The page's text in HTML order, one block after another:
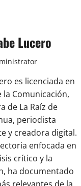
Lucero
es licenciada en
la Comunicación,
de La Raíz de
periodista
y creadora digital.
enfocada en
crítico y la
ha documentado